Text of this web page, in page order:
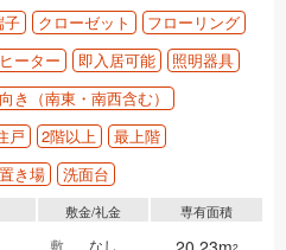
子 クローゼット
フローリング
ーター 即入居可能
照明器具
き（南東・南西含む）
戸 2階以上
最上階
き場 洗面台
敷金/礼金
敷
なし
専有面積
2